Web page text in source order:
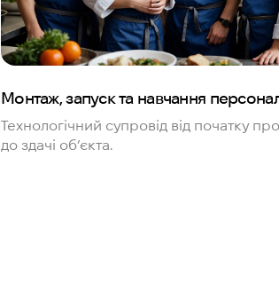
Монтаж, запуск та навчання
Технологічний супровід від початку
до здачі об’єкта.